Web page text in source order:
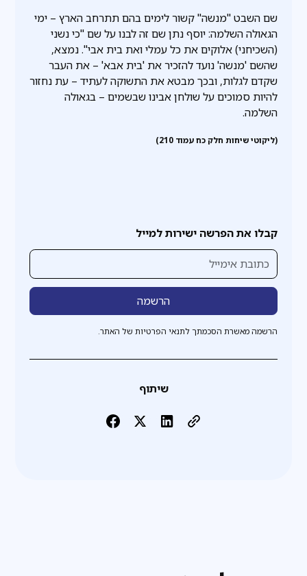
קבלו את הפרשה ישירות למייל
הרשמה מאשרת הסכמתך לתנאי הפרטיות של האתר.
שיתוף
שם השבט "מנשה" קשור לימים בהם תתרחב הארץ – ימי
הגאולה השלמה: יוסף נתן שם זה לבנו על שם "כי נשני
(השכיחני) אלוקים את כל עמלי ואת בית אבי". נמצא,
שהשם 'מנשה' נועד להזכיר את 'בית אבא' – את העבר
שקדם לגלות, ובכך מבטא את התשוקה לעתיד – עת נחזור
להיות סמוכים על שולחן אבינו שבשמים – בגאולה
השלמה.
(ליקוטי שיחות חלק כח עמוד 210)